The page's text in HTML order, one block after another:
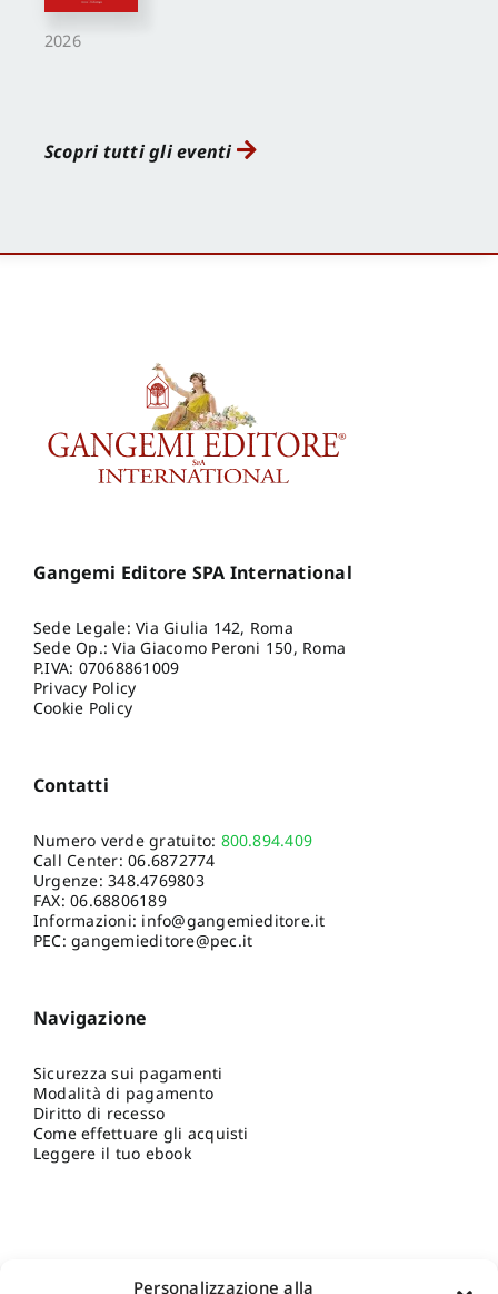
Personalizzazione alla
2026
Scopri tutti gli eventi
Gangemi Editore SPA International
Sede Legale: Via Giulia 142, Roma
Sede Op.: Via Giacomo Peroni 150, Roma
P.IVA: 07068861009
Privacy Policy
Cookie Policy
Contatti
Numero verde gratuito: 800.894.409
Call Center:06.6872774
Urgenze:348.4769803
FAX: 06.68806189
Informazioni: info@gangemieditore.it
PEC: gangemieditore@pec.it
Navigazione
Sicurezza sui pagamenti
Modalità di pagamento
Diritto di recesso
Come effettuare gli acquisti
Leggere il tuo ebook